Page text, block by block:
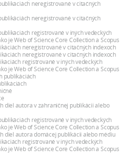
n
o
c
h
neregistrované v citačných
neregistrované v citačných
registrované v iných vedeckých
je Web of Science Core Collection a Scopus
neregistrované v citačných indexoch
neregistrované v citačných indexoch
registrované v iných vedeckých
je Web of Science Core Collection a Scopus
publikáciách
diel autora v zahraničnej publikácii alebo
registrované v iných vedeckých
je Web of Science Core Collection a Scopus
diel autora domácej publikácii alebo médiu
registrované v iných vedeckých
je Web of Science Core Collection a Scopus